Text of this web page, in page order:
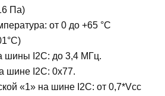
Па)
от 0 до +65 °C
шины I2C: до 3,4 МГц.
шине I2C: 0x77.
«1» на шине I2C: от 0,7*Vcc